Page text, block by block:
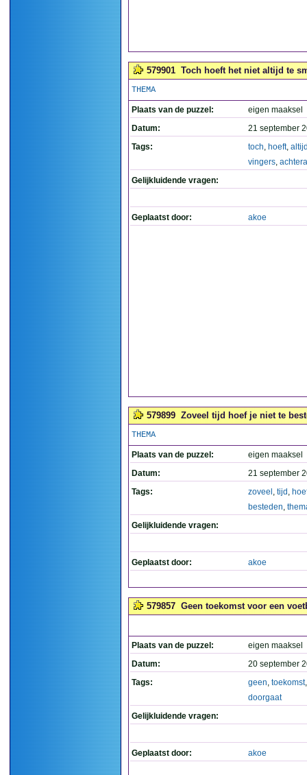
579901 Toch hoeft het niet altijd te
THEMA
Plaats van de puzzel:
eigen maaksel
Datum:
21 september
Tags:
toch, hoeft,
vingers,
Gelijkluidende vragen:
Geplaatst door: akoe
579899 Zoveel tijd hoef je niet te
THEMA
Plaats van de puzzel:
eigen maaksel
Datum:
21 september
Tags:
zoveel , tijd ,
besteden,
Gelijkluidende vragen:
Geplaatst door: akoe
579857 Geen toekomst voor een
Plaats van de puzzel:
eigen maaksel
Datum:
20 september
Tags:
geen, toekomst
doorgaat
Gelijkluidende vragen:
Geplaatst door: akoe